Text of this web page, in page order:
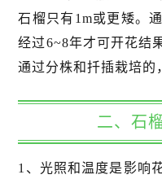
石榴只有1m或更矮。
经过6~8年才可开花结
通过分株和扦插栽培的
二、石
1、光照和温度是影响